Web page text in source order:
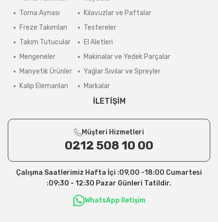
Torna Aynası
Freze Takımları
Takım Tutucular
Mengeneler
Manyetik Ürünler
Kalıp Elemanları
Kılavuzlar ve Paftalar
Testereler
El Aletleri
Makinalar ve Yedek Parçalar
Yağlar Sıvılar ve Spreyler
Markalar
İLETİŞİM
Müşteri Hizmetleri
0212 508 10 00
Çalışma Saatlerimiz Hafta İçi :09,00 -18:00 Cumartesi
:09:30 - 12:30 Pazar Günleri Tatildir.
WhatsApp İletişim